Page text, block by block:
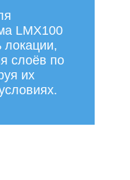
LMX100
локации,
слоёв по
их